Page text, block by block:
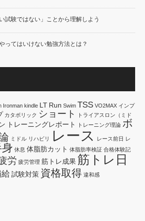
試験ではない」ことから理解しよう
ってはいけない勉強方法とは？
Ironman kindle LT Run Swim TSS VO2MAX インプ
カタボリック ショート
トライアスロン（ミド
トレーニングレポート トレーニング理論 ボ
ミドル リハビリ レース レース前日 レ
休息 体脂肪カット 体脂肪率検証 合格体験記
労 疲労管理 筋トレ成果 筋トレ日
試験対策 資格取得 違和感